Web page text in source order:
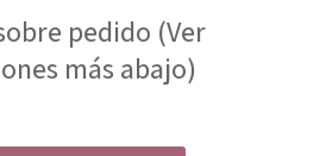
pedido (Ver
más abajo)